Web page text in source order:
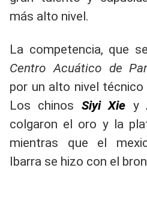
más alto nivel.
La competencia, que
Centro Acuático de
por un alto nivel técnico
Los chinos Siyi Xie y
colgaron el oro y la
mientras que el
Ibarra se hizo con el